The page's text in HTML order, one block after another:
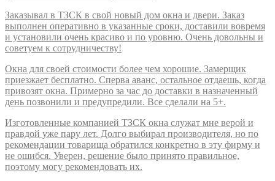
Заказывал в ТЗСК в свой новый дом окна и двери. Заказ
выполнен оперативно в указанные сроки, доставили вовремя
и установили очень красиво и по уровню. Очень довольны и
советуем к сотрудничеству!
Окна для своей стоимости более чем хорошие. Замерщик
приезжает бесплатно. Сперва аванс, остальное отдаешь, когда
привозят окна. Примерно за час до доставки в назначенный
день позвонили и предупредили. Все сделали на 5+.
Изготовленные компанией ТЗСК окна служат мне верой и
правдой уже пару лет. Долго выбирал производителя, но по
рекомендации товарища обратился конкретно в эту фирму и
не ошибся. Уверен, решение было принято правильное,
поэтому могу рекомендовать их.